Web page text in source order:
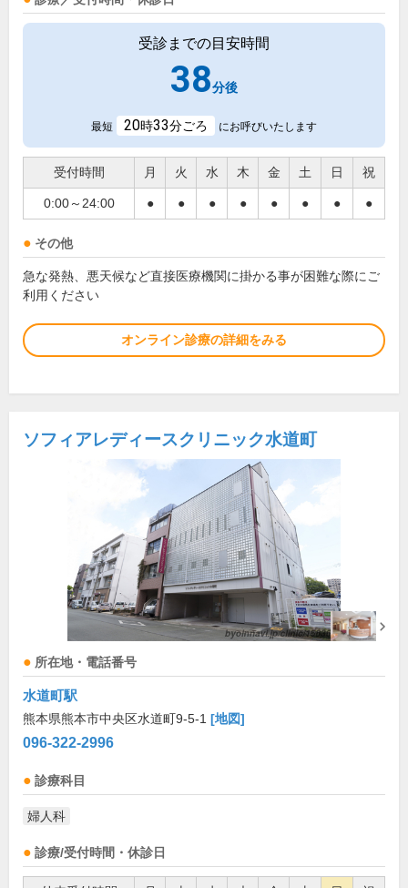
受診までの目安時間
38分後
最短 20時33分ごろ にお呼びいたします
受付時間 月 火 水 木 金 土 日 祝
0:00～24:00 ● ● ● ● ● ● ● ●
その他
急な発熱、悪天候など直接医療機関に掛かる事が困難な際にご
利用ください
オンライン診療の詳細をみる
ソフィアレディースクリニック水道町
所在地・電話番号
水道町駅
熊本県熊本市中央区水道町9-5-1 [地図]
096-322-2996
診療科目
婦人科
診療/受付時間・休診日